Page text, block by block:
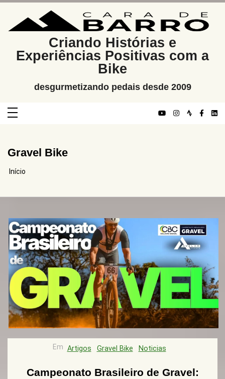
Pular
conteúdo
Criando Histórias e
Experiências Positivas com a
Bike
desgurmetizando pedais desde 2009
Gravel Bike
Início
Em Artigos Gravel Bike Noticias
Campeonato Brasileiro de Gravel: